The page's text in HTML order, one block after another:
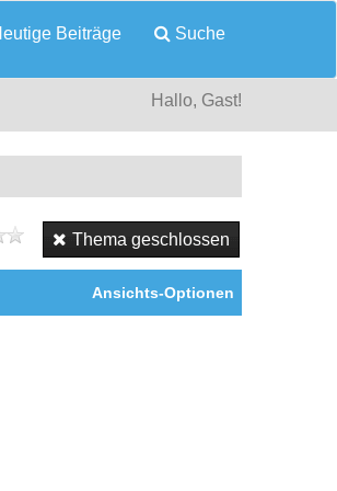
Beiträge Suche
Hallo, Gast!
Thema geschlossen
Ansichts-Optionen